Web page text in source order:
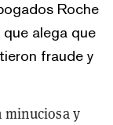
Roche
alega que
fraude y
minuciosa y